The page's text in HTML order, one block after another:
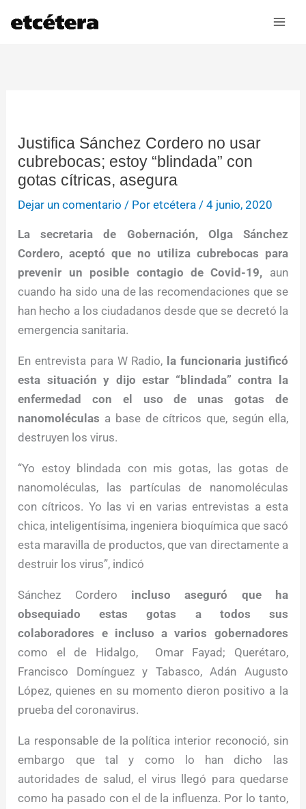
Justifica Sánchez Cordero no usar
cubrebocas; estoy “blindada” con
gotas cítricas, asegura
Dejar un comentario / Poretcétera /4 junio, 2020
La secretaria de Gobernación, Olga Sánchez
Cordero, aceptó que no utiliza cubrebocas para
prevenir un posible contagio de Covid-19, aun
cuando ha sido una de las recomendaciones que se
han hecho a los ciudadanos desde que se decretó la
emergencia sanitaria.
En entrevista para W Radio, la funcionaria justificó
esta situación y dijo estar “blindada” contra la
enfermedad con el uso de unas gotas de
nanomoléculas a base de cítricos que, según ella,
destruyen los virus.
“Yo estoy blindada con mis gotas, las gotas de
nanomoléculas, las partículas de nanomoléculas
con cítricos. Yo las vi en varias entrevistas a esta
chica, inteligentísima, ingeniera bioquímica que sacó
esta maravilla de productos, que van directamente a
destruir los virus”, indicó
Sánchez Cordero incluso aseguró que ha
obsequiado estas gotas a todos sus
colaboradores e incluso a varios gobernadores
como el de Hidalgo, Omar Fayad; Querétaro,
Francisco Domínguez y Tabasco, Adán Augusto
López, quienes en su momento dieron positivo a la
prueba del coronavirus.
La responsable de la política interior reconoció, sin
embargo que tal y como lo han dicho las
autoridades de salud, el virus llegó para quedarse
como ha pasado con el de la influenza. Por lo tanto,